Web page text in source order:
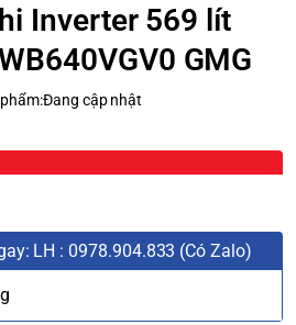
Inverter 569 lít
GMG
Đang cập nhật
LH : 0978.904.833 (Có Zalo)